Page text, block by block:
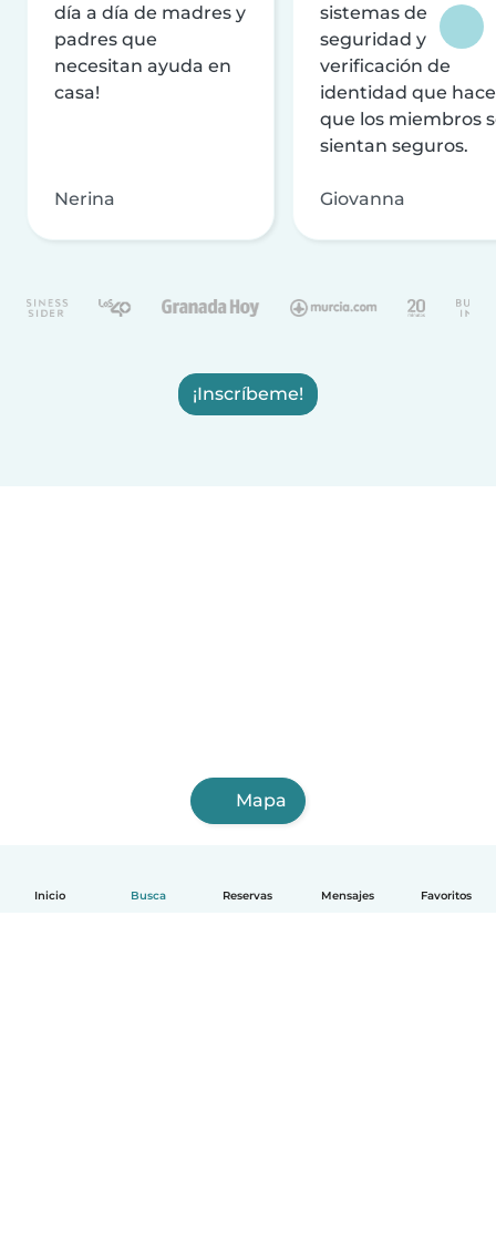
Inicio Busca Reservas Mensajes Favoritos
día a día de madres y
padres que
necesitan ayuda en
casa!
Nerina
sistemas de
seguridad y
verificación de
identidad que
que los miembros
sientan seguros.
Giovanna
¡Inscríbeme!
Mapa